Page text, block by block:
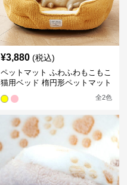
¥3,880 (税込)
ペットマット ふわふわもこもこ
猫用ベッド 楕円形ペットマット
全2色